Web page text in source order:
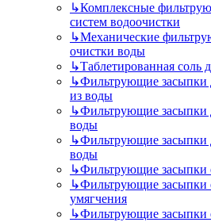
↳Комплексные
систем водоочистки
↳Механические
очистки воды
↳Таблетированная соль
↳Фильтрующие засыпки
из воды
↳Фильтрующие засыпки
воды
↳Фильтрующие засыпки
воды
↳Фильтрующие засыпки
↳Фильтрующие засыпки
умягчения
↳Фильтрующие засыпки